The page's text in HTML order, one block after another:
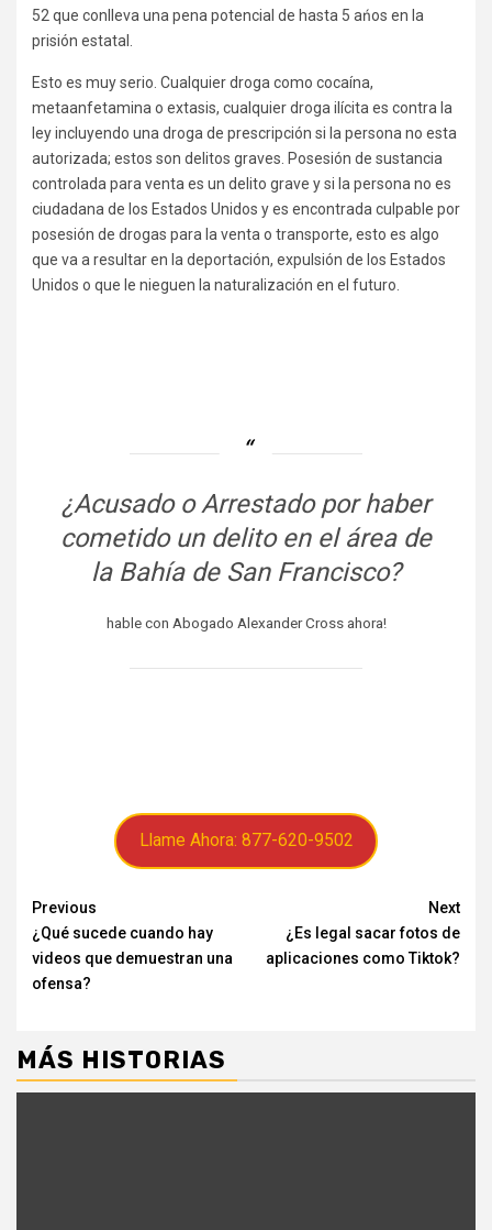
52 que conlleva una pena potencial de hasta 5 ańos en la
prisión estatal.
Esto es muy serio. Cualquier droga como cocaína,
metaanfetamina o extasis, cualquier droga ilícita es contra la
ley incluyendo una droga de prescripción si la persona no esta
autorizada; estos son delitos graves. Posesión de sustancia
controlada para venta es un delito grave y si la persona no es
ciudadana de los Estados Unidos y es encontrada culpable por
posesión de drogas para la venta o transporte, esto es algo
que va a resultar en la deportación, expulsión de los Estados
Unidos o que le nieguen la naturalización en el futuro.
¿Acusado o Arrestado por haber
cometido un delito en el área de
la Bahía de San Francisco?
hable con Abogado Alexander Cross ahora!
Llame Ahora: 877-620-9502
Continue
Reading
Previous
¿Qué sucede cuando hay
videos que demuestran una
ofensa?
Next
¿Es legal sacar fotos de
aplicaciones como Tiktok?
MÁS HISTORIAS